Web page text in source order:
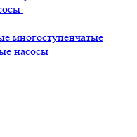
многоступенчатые
насосы